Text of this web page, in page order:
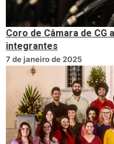
Coro de Câmara de CG
integrantes
7 de janeiro de 2025